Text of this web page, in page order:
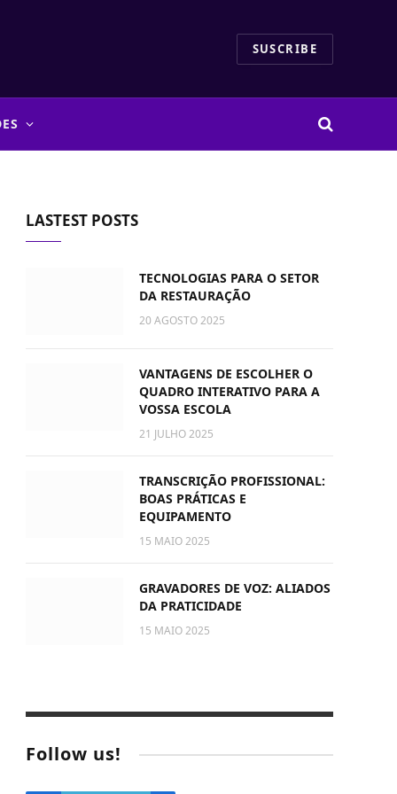
SUSCRIBE
LASTEST POSTS
TECNOLOGIAS PARA O SETOR
DA RESTAURAÇÃO
20 AGOSTO 2025
VANTAGENS DE ESCOLHER O
QUADRO INTERATIVO PARA A
VOSSA ESCOLA
21 JULHO 2025
TRANSCRIÇÃO PROFISSIONAL:
BOAS PRÁTICAS E
EQUIPAMENTO
15 MAIO 2025
GRAVADORES DE VOZ: ALIADOS
DA PRATICIDADE
15 MAIO 2025
Follow us!